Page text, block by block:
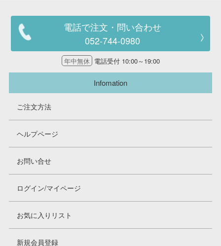
電話で注文・問い合わせ
052-744-0980
年中無休 電話受付 10:00～19:00
Infomation
ご注文方法
ヘルプページ
お問い合せ
ログイン/マイページ
お気に入りリスト
新規会員登録